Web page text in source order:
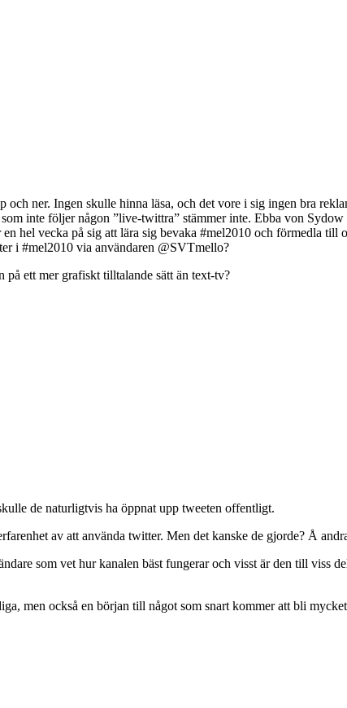
ner. Ingen skulle hinna läsa, och det vore i sig ingen bra
inte följer någon ”live-twittra” stämmer inte. Ebba von
hel vecka på sig att lära sig bevaka #mel2010 och förmedla till
i #mel2010 via användaren @SVTmello?
ett mer grafiskt tilltalande sätt än text-tv?
de naturligtvis ha öppnat upp tweeten offentligt.
av att använda twitter. Men det kanske de gjorde? Å
som vet hur kanalen bäst fungerar och visst är den till viss
men också en början till något som snart kommer att bli